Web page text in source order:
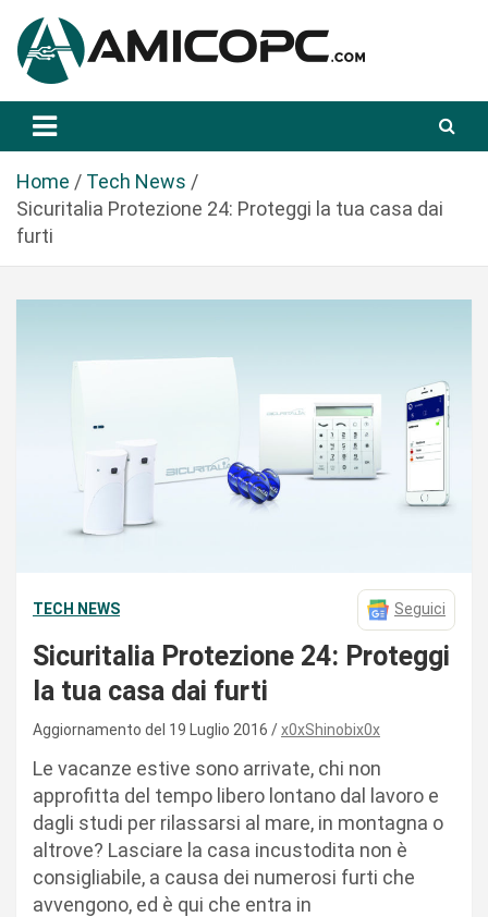
a
Amicopc.com
Home
Tech News
Sicuritalia Protezione 24: Proteggi la tua casa dai
furti
TECH NEWS Seguici
Sicuritalia Protezione 24: Proteggi
la tua casa dai furti
Aggiornamento del 19 Luglio 2016 x0xShinobix0x
Le vacanze estive sono arrivate, chi non
approfitta del tempo libero lontano dal lavoro e
dagli studi per rilassarsi al mare, in montagna o
altrove? Lasciare la casa incustodita non è
consigliabile, a causa dei numerosi furti che
avvengono, ed è qui che entra in